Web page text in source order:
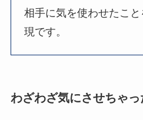
相手に気を使わせたこ
現です。
わざわざ気にさせちゃっ